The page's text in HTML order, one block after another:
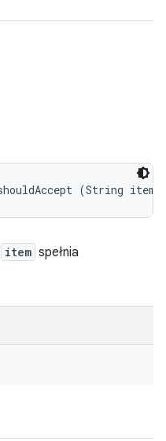
(String item)
item spełnia